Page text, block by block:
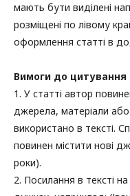
мають бути виділені
розміщені по лівому
оформлення статті в
Вимоги до
1. У статті автор
джерела, матеріали або
використано в тексті.
повинен містити нові
роки).
2. Посилання в тексті